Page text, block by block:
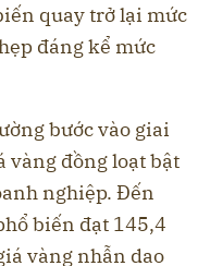
quay trở lại mức
đáng kể mức
bước vào giai
vàng đồng loạt bật
nghiệp. Đến
biến đạt 145,4
vàng nhẫn dao